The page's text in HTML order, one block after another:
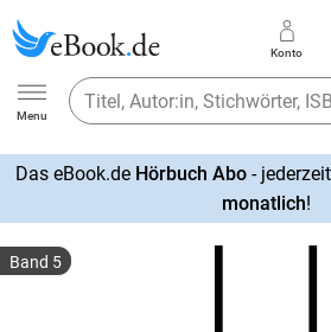
Ebook.de
Menu
Konto
Das eBook.de Hörbuch Abo-
monatlich!
Band 5